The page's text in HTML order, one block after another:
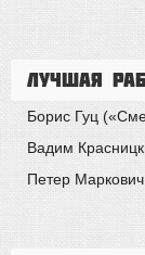
Лучшая
Борис Гуц
Вадим
Петер